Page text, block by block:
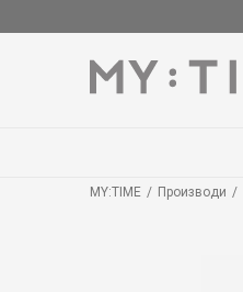
MY:TIME Производи